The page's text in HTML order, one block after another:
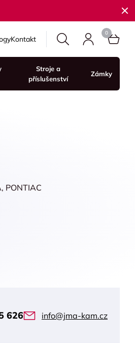
Kontakt
Stroje a
příslušenství
Zámky
PONTIAC
626 info@jma-kam.cz